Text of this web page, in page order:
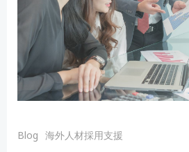
Blog 海外人材採用支援